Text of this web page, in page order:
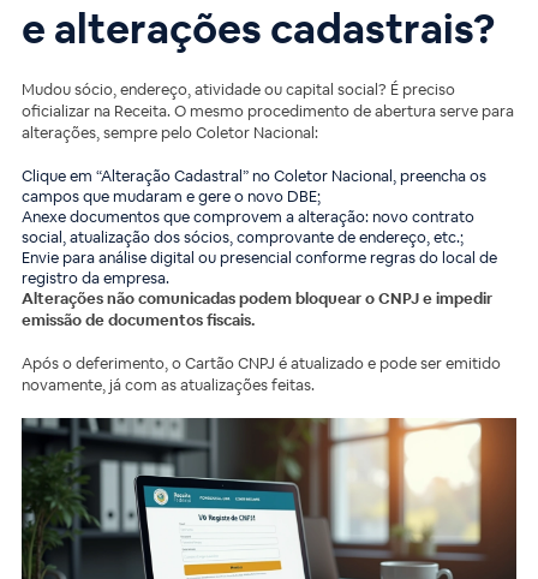
e alterações cadastrais?
Mudou sócio, endereço, atividade ou capital social? É preciso
oficializar na Receita. O mesmo procedimento de abertura serve para
alterações, sempre pelo Coletor Nacional:
Clique em “Alteração Cadastral” no Coletor Nacional, preencha os
campos que mudaram e gere o novo DBE;
Anexe documentos que comprovem a alteração: novo contrato
social, atualização dos sócios, comprovante de endereço, etc.;
Envie para análise digital ou presencial conforme regras do local de
registro da empresa.
Alterações não comunicadas podem bloquear o CNPJ e impedir
emissão de documentos fiscais.
Após o deferimento, o Cartão CNPJ é atualizado e pode ser emitido
novamente, já com as atualizações feitas.